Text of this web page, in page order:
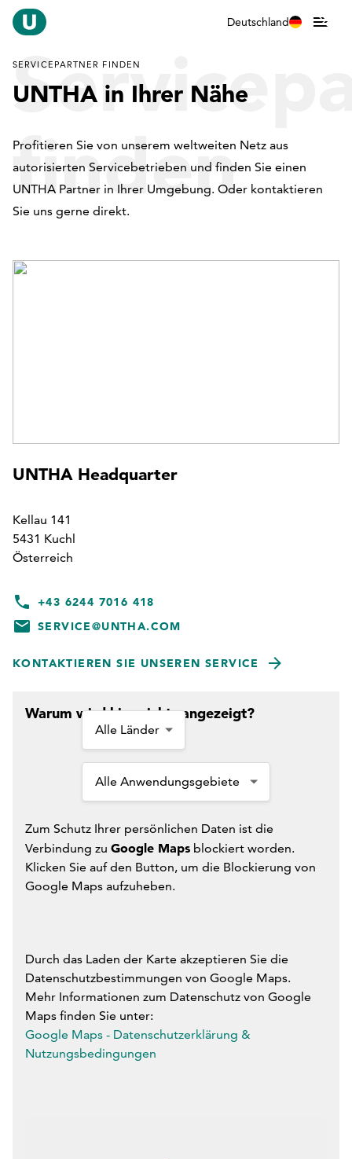
Deutschland
finden
SERVICEPARTNER FINDEN
UNTHA in Ihrer Nähe
Profitieren Sie von unserem weltweiten Netz aus
autorisierten Servicebetrieben und finden Sie einen
UNTHA Partner in Ihrer Umgebung. Oder kontaktieren
Sie uns gerne direkt.
UNTHA Headquarter
Kellau 141
5431 Kuchl
Österreich
+43 6244 7016 418
SERVICE@UNTHA.COM
KONTAKTIEREN SIE UNSEREN SERVICE
Warum wird hier nichts angezeigt?
Zum Schutz Ihrer persönlichen Daten ist die
Verbindung zu Google Maps blockiert worden.
Klicken Sie auf den Button, um die Blockierung von
Google Maps aufzuheben.
Durch das Laden der Karte akzeptieren Sie die
Datenschutzbestimmungen von Google Maps.
Mehr Informationen zum Datenschutz von Google
Maps finden Sie unter:
Google Maps - Datenschutzerklärung &
Nutzungsbedingungen